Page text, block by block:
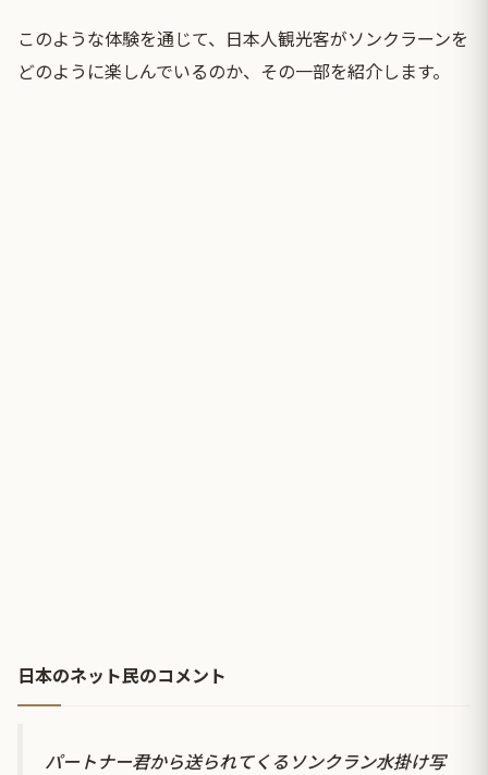
このような体験を通じて、日本人観光客がソンクラーンを
どのように楽しんでいるのか、その一部を紹介します。
日本のネット民のコメント
パートナー君から送られてくるソンクラン水掛け写